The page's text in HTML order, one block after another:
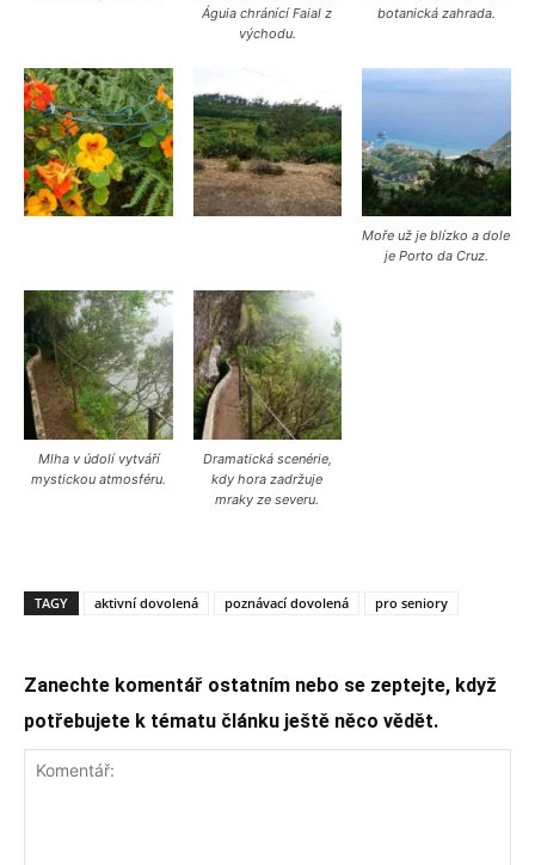
Águia chránící Faial z
východu.
botanická zahrada.
Moře už je blízko a dole
je Porto da Cruz.
Mlha v údolí vytváří
mystickou atmosféru.
Dramatická scenérie,
kdy hora zadržuje
mraky ze severu.
TAGY aktivní dovolená poznávací dovolená pro seniory
Zanechte komentář ostatním nebo se zeptejte, když
potřebujete k tématu článku ještě něco vědět.